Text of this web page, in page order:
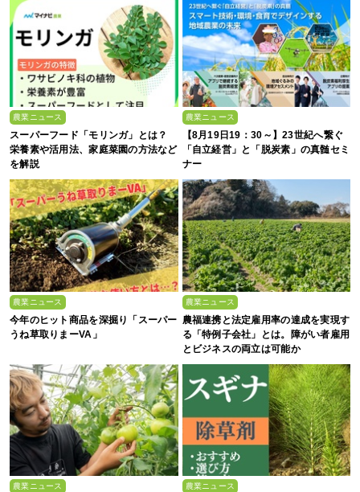
農業ニュース
スーパーフード「モリンガ」とは？
栄養素や活用法、家庭菜園の方法など
を解説
農業ニュース
【8月19日19：30～】23世紀へ繋ぐ
「自立経営」と「脱炭素」の真髄セミ
ナー
農業ニュース
今年のヒット商品を深掘り「スーパー
うね草取りまーVA」
農業ニュース
農福連携と法定雇用率の達成を実現す
る「特例子会社」とは。障がい者雇用
とビジネスの両立は可能か
農業ニュース 農業ニュース